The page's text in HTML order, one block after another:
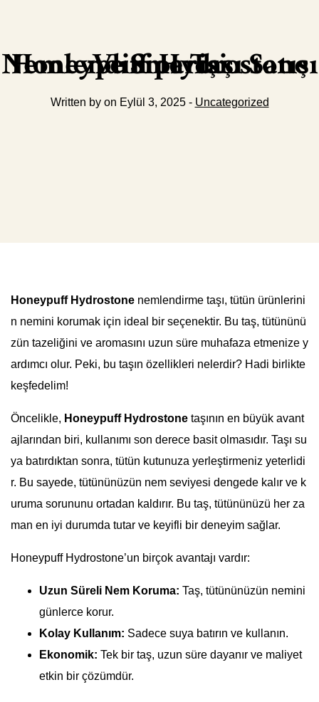
Honeypuff Hydrostone Nemlendirme Taşı Satışı Ve Siparişi
Written by on Eylül 3, 2025 - Uncategorized
Honeypuff Hydrostone nemlendirme taşı, tütün ürünlerini
n nemini korumak için ideal bir seçenektir. Bu taş, tütününü
zün tazeliğini ve aromasını uzun süre muhafaza etmenize y
ardımcı olur. Peki, bu taşın özellikleri nelerdir? Hadi birlikte
keşfedelim!
Öncelikle, Honeypuff Hydrostone taşının en büyük avant
ajlarından biri, kullanımı son derece basit olmasıdır. Taşı su
ya batırdıktan sonra, tütün kutunuza yerleştirmeniz yeterlidi
r. Bu sayede, tütününüzün nem seviyesi dengede kalır ve k
uruma sorununu ortadan kaldırır. Bu taş, tütününüzü her za
man en iyi durumda tutar ve keyifli bir deneyim sağlar.
Honeypuff Hydrostone’un birçok avantajı vardır:
Uzun Süreli Nem Koruma: Taş, tütününüzün nemini
günlerce korur.
Kolay Kullanım: Sadece suya batırın ve kullanın.
Ekonomik: Tek bir taş, uzun süre dayanır ve maliyet
etkin bir çözümdür.